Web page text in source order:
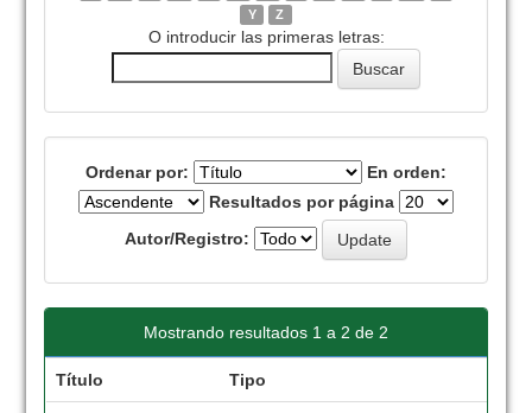
Y
Z
O introducir las primeras letras:
Ordenar por:
En orden:
Resultados por página
Autor/Registro:
Mostrando resultados 1 a 2 de 2
Título Tipo